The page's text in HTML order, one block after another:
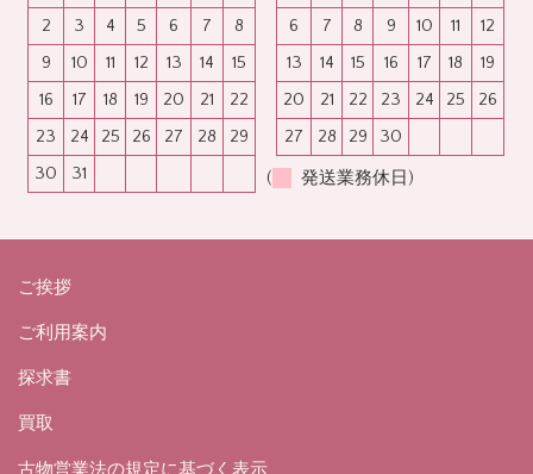
2
3 4 5 6 7
8
9
10 11 12 13 14
15
16
17 18 19 20 21
22
23
24 25 26 27 28
29
30
31
6
7 8 9 10 11
12
13
14 15 16 17 18
19
20
21 22 23 24 25
26
27
28 29 30
( 発送業務休日)
ご挨拶
ご利用案内
探求書
買取
古物営業法の規定に基づく表示